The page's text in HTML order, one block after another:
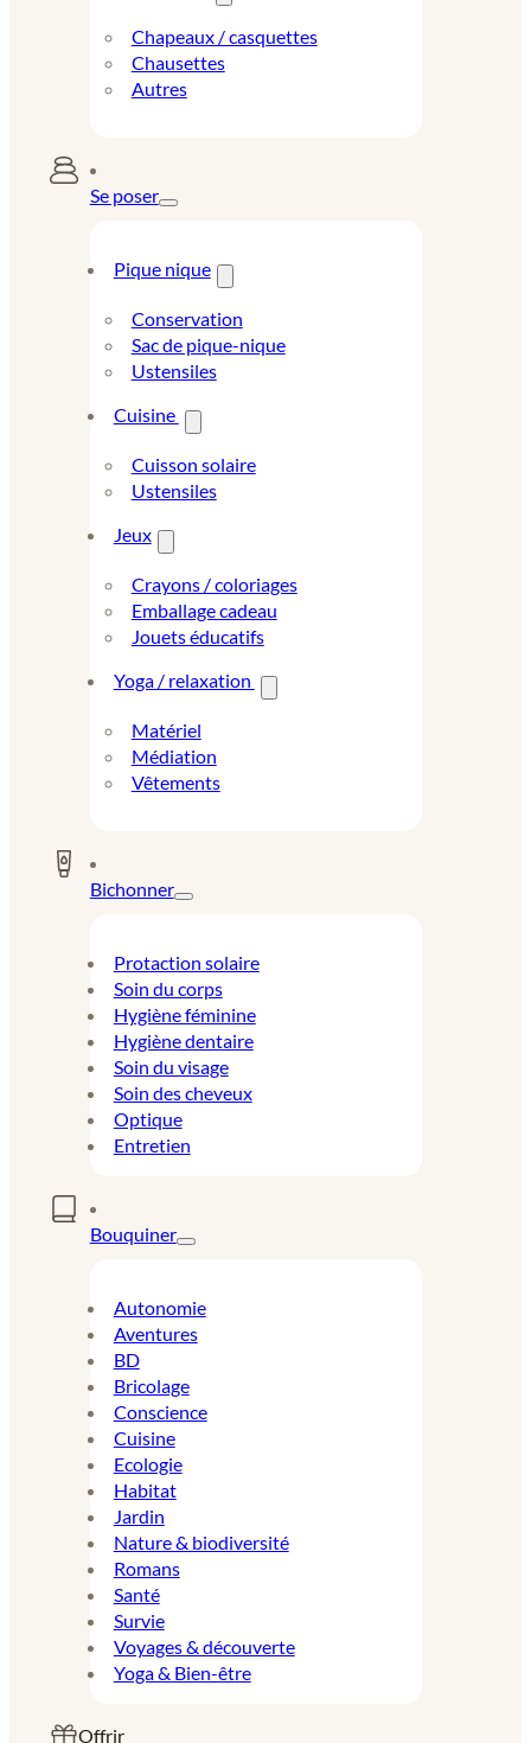
Chapeaux / casquettes
Chausettes
Autres
Se poser
Pique nique
Conservation
Sac de pique-nique
Ustensiles
Cuisine
Cuisson solaire
Ustensiles
Jeux
Crayons / coloriages
Emballage cadeau
Jouets éducatifs
Yoga / relaxation
Matériel
Médiation
Vêtements
Bichonner
Protaction solaire
Soin du corps
Hygiène féminine
Hygiène dentaire
Soin du visage
Soin des cheveux
Optique
Entretien
Bouquiner
Autonomie
Aventures
BD
Bricolage
Conscience
Cuisine
Ecologie
Habitat
Jardin
Nature & biodiversité
Romans
Santé
Survie
Voyages & découverte
Yoga & Bien-être
Offrir